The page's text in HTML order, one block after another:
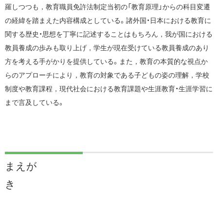
羅しつつも，教育職員免許法制定当初の「教育原理」からの科目変遷
の経緯を踏まえた内容構成としている。諸外国・日本における教育に
関する歴史・思想を丁寧に記述することはもちろん，我が国における
教員養成の歩みも取り上げ，学生が現在受けている教員養成のあり
方を考える手がかりを提供している。また，教育の本質的な視点か
らのアプローチにより，教育の対象である子どもの姿の理解，学校
制度や教育課程，現代社会における教育課題や生涯教育・生涯学習に
まで言及している。
まえが
き